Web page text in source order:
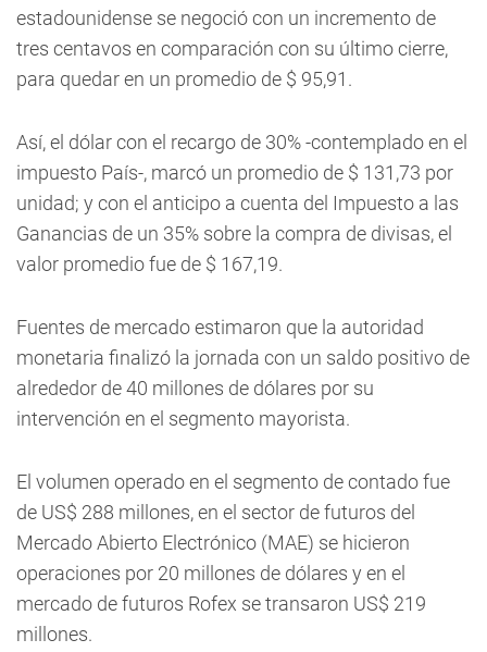
estadounidense se negoció con un incremento de
tres centavos en comparación con su último cierre,
para quedar en un promedio de $ 95,91.
Así, el dólar con el recargo de 30% -contemplado en el
impuesto País-, marcó un promedio de $ 131,73 por
unidad; y con el anticipo a cuenta del Impuesto a las
Ganancias de un 35% sobre la compra de divisas, el
valor promedio fue de $ 167,19.
Fuentes de mercado estimaron que la autoridad
monetaria finalizó la jornada con un saldo positivo de
alrededor de 40 millones de dólares por su
intervención en el segmento mayorista.
El volumen operado en el segmento de contado fue
de US$ 288 millones, en el sector de futuros del
Mercado Abierto Electrónico (MAE) se hicieron
operaciones por 20 millones de dólares y en el
mercado de futuros Rofex se transaron US$ 219
millones.